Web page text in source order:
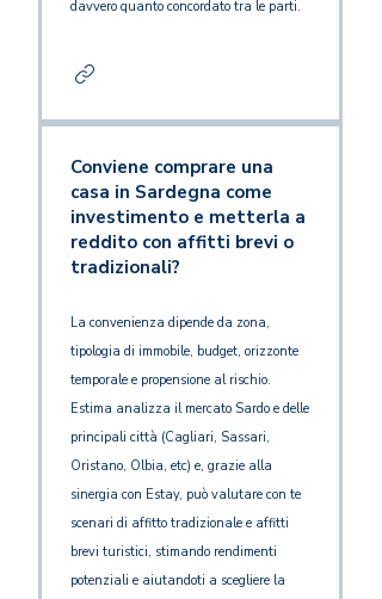
davvero quanto concordato tra le parti.
Conviene comprare una
casa in Sardegna come
investimento e metterla a
reddito con affitti brevi o
tradizionali?
La convenienza dipende da zona,
tipologia di immobile, budget, orizzonte
temporale e propensione al rischio.
Estima analizza il mercato Sardo e delle
principali città (Cagliari, Sassari,
Oristano, Olbia, etc) e, grazie alla
sinergia con Estay, può valutare con te
scenari di affitto tradizionale e affitti
brevi turistici, stimando rendimenti
potenziali e aiutandoti a scegliere la